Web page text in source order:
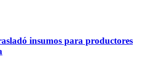
insumos para productores